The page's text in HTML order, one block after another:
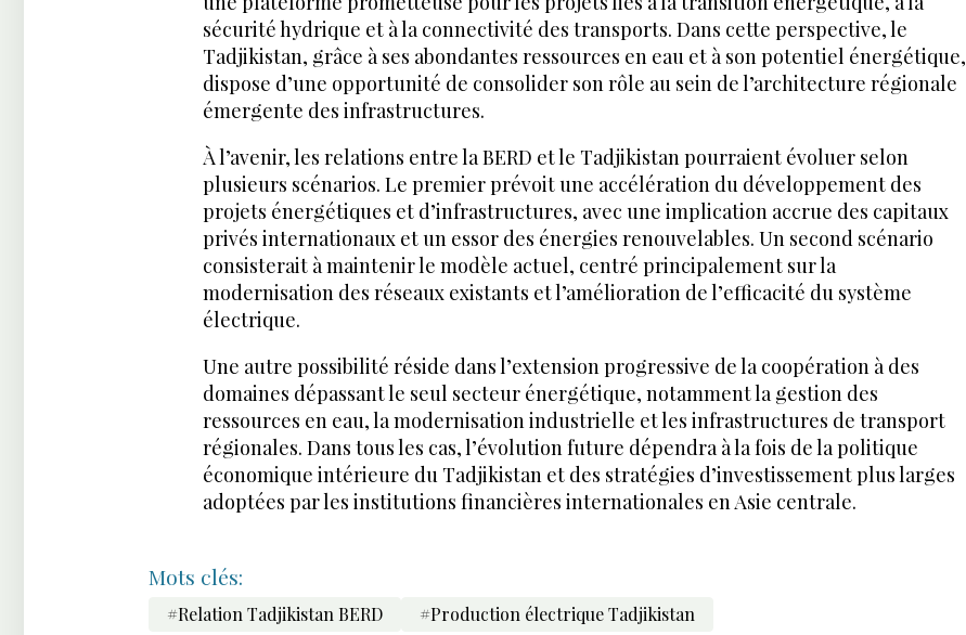
sécurité hydrique et à la connectivité des transports. Dans cette perspective, le
Tadjikistan, grâce à ses abondantes ressources en eau et à son potentiel énergétique,
dispose d’une opportunité de consolider son rôle au sein de l’architecture régionale
émergente des infrastructures.
À l’avenir, les relations entre la BERD et le Tadjikistan pourraient évoluer selon
plusieurs scénarios. Le premier prévoit une accélération du développement des
projets énergétiques et d’infrastructures, avec une implication accrue des capitaux
privés internationaux et un essor des énergies renouvelables. Un second scénario
consisterait à maintenir le modèle actuel, centré principalement sur la
modernisation des réseaux existants et l’amélioration de l’efficacité du système
électrique.
Une autre possibilité réside dans l’extension progressive de la coopération à des
domaines dépassant le seul secteur énergétique, notamment la gestion des
ressources en eau, la modernisation industrielle et les infrastructures de transport
régionales. Dans tous les cas, l’évolution future dépendra à la fois de la politique
économique intérieure du Tadjikistan et des stratégies d’investissement plus larges
adoptées par les institutions financières internationales en Asie centrale.
Mots clés:
#Relation Tadjikistan BERD #Production électrique Tadjikistan